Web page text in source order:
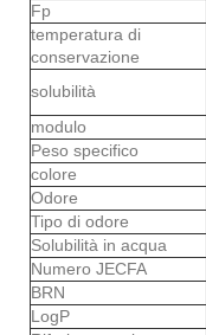
Fp
temperatura di
conservazione
solubilità
modulo
Peso specifico
colore
Odore
Tipo di odore
Solubilità in acqua
Numero JECFA
BRN
LogP